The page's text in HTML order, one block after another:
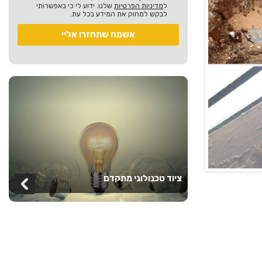
למדיניות הפרטיות שלנו. ידוע לי כי באפשרותי
לבקש למחוק את המידע בכל עת.
ציוד טכנולוגי מתקדם